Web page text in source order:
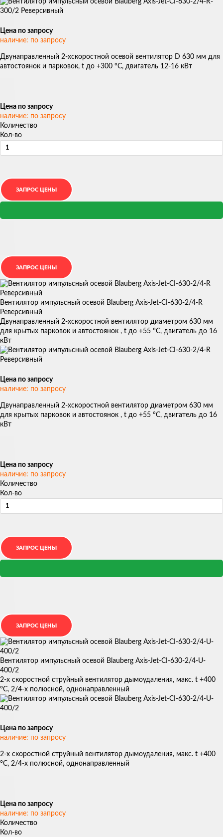
Цена по запросу
наличие: по запросу
Двунаправленный 2-хскоростной осевой вентилятор D 630 мм для
автостоянок и парковок, t до +300 °С, двигатель 12-16 кВт
Цена по запросу
наличие: по запросу
Количество
Кол-во
Вентилятор импульсный осевой Blauberg Axis-Jet-CI-630-2/4-R
Реверсивный
Двунаправленный 2-хскоростной вентилятор диаметром 630 мм
для крытых парковок и автостоянок , t до +55 °С, двигатель до 16
кВт
Цена по запросу
наличие: по запросу
Двунаправленный 2-хскоростной вентилятор диаметром 630 мм
для крытых парковок и автостоянок , t до +55 °С, двигатель до 16
кВт
Цена по запросу
наличие: по запросу
Количество
Кол-во
Вентилятор импульсный осевой Blauberg Axis-Jet-CI-630-2/4-U-
400/2
2-х скоростной струйный вентилятор дымоудаления, макс. t +400
°С, 2/4-х полюсной, однонаправленный
Цена по запросу
наличие: по запросу
2-х скоростной струйный вентилятор дымоудаления, макс. t +400
°С, 2/4-х полюсной, однонаправленный
Цена по запросу
наличие: по запросу
Количество
Кол-во